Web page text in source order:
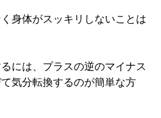
身体がスッキリしないことは
には、プラスの逆のマイナス
気分転換するのが簡単な方